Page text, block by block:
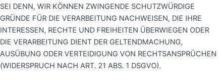
SEI DENN, WIR KÖNNEN ZWINGENDE SCHUTZWÜRDIGE
GRÜNDE FÜR DIE VERARBEITUNG NACHWEISEN, DIE IHRE
INTERESSEN, RECHTE UND FREIHEITEN ÜBERWIEGEN ODER
DIE VERARBEITUNG DIENT DER GELTENDMACHUNG,
AUSÜBUNG ODER VERTEIDIGUNG VON RECHTSANSPRÜCHEN
(WIDERSPRUCH NACH ART. 21 ABS. 1 DSGVO).